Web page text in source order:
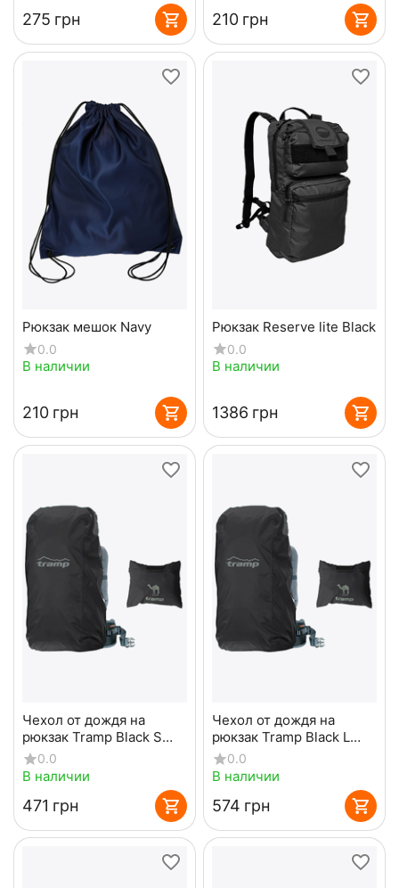
‍275‍ грн ‍210‍ грн
Рюкзак мешок Navy
0.0
В наличии
‍210‍ грн
Рюкзак Reserve lite Black
0.0
В наличии
‍1386‍ грн
Чехол от дождя на
рюкзак Tramp Black S
TRP-017
0.0
В наличии
‍471‍ грн
Чехол от дождя на
рюкзак Tramp Black L
TRP-019
0.0
В наличии
‍574‍ грн